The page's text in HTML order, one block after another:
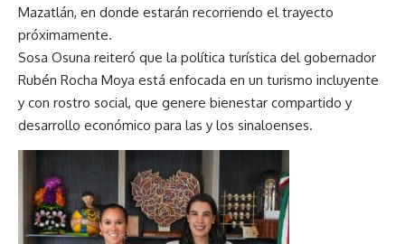
Mazatlán, en donde estarán recorriendo el trayecto
próximamente.
Sosa Osuna reiteró que la política turística del gobernador
Rubén Rocha Moya está enfocada en un turismo incluyente
y con rostro social, que genere bienestar compartido y
desarrollo económico para las y los sinaloenses.